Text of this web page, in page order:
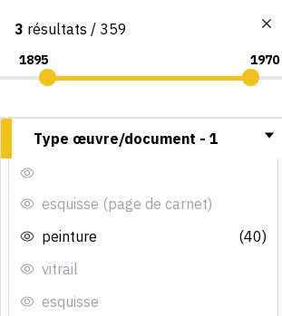
Consultation par image
3 résultats / 359
Type œuvre/document - 1
esquisse (page de carnet)
peinture
(40)
vitrail
esquisse